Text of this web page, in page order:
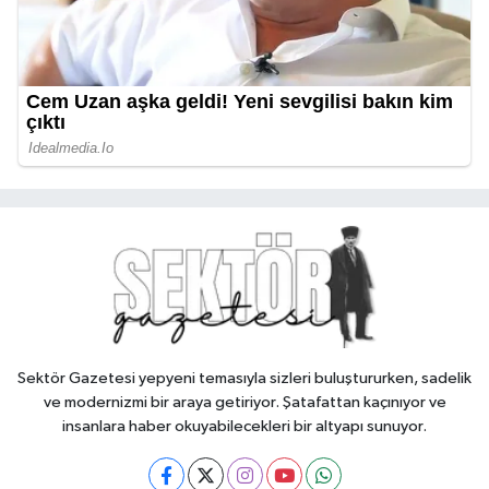
Sektör Gazetesi yepyeni temasıyla sizleri buluştururken, sadelik
ve modernizmi bir araya getiriyor. Şatafattan kaçınıyor ve
insanlara haber okuyabilecekleri bir altyapı sunuyor.